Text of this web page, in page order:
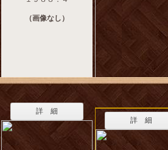
（画像なし）
詳 細
詳 細